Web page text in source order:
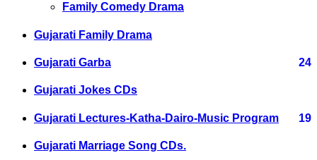
Family Comedy Drama
Gujarati Family Drama
Gujarati Garba 24
Gujarati Jokes CDs
Gujarati Lectures-Katha-Dairo-Music Program 19
Gujarati Marriage Song CDs.